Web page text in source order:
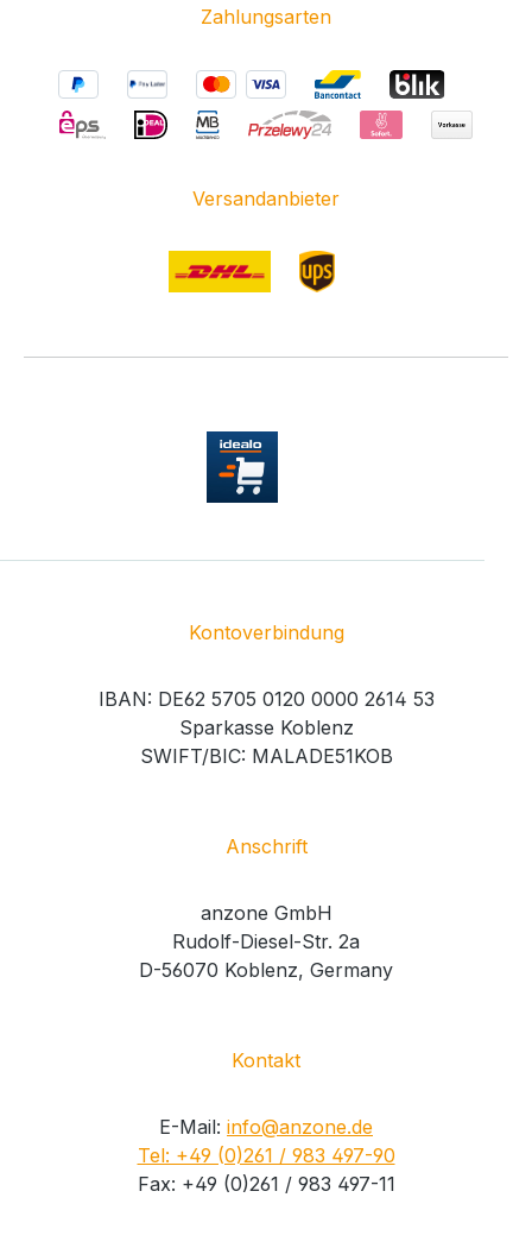
Zahlungsarten
Versandanbieter
Kontoverbindung
IBAN: DE62 5705 0120 0000 2614 53
Sparkasse Koblenz
SWIFT/BIC: MALADE51KOB
Anschrift
anzone GmbH
Rudolf-Diesel-Str. 2a
D-56070 Koblenz, Germany
Kontakt
E-Mail: info@anzone.de
Tel: +49 (0)261 / 983 497-90
Fax: +49 (0)261 / 983 497-11